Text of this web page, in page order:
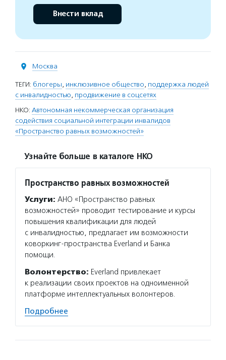
Внести вклад
Москва
ТЕГИ: блогеры, инклюзивное общество, поддержка людей
с инвалидностью, продвижение в соцсетях
НКО: Автономная некоммерческая организация
содействия социальной интеграции инвалидов
«Пространство равных возможностей»
Узнайте больше в каталоге НКО
Пространство равных возможностей
Услуги: АНО «Пространство равных
возможностей» проводит тестирование и курсы
повышения квалификации для людей
с инвалидностью, предлагает им возможности
коворкинг-пространства Everland и Банка
помощи.
Волонтерство: Everland привлекает
к реализации своих проектов на одноименной
платформе интеллектуальных волонтеров.
Подробнее